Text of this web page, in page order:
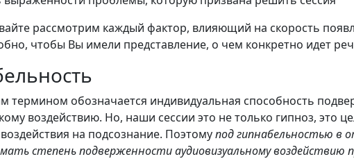
рассмотрим каждый фактор, влияющий на скорость
чтобы Вы имели представление, о чем конкретно идет
термином обозначается индивидуальная способность
воздействию. Но, наши сессии это не только гипноз, это
на подсознание. Поэтомупод гипнабельностью в
степень подверженности аудиовизуальному воздействию